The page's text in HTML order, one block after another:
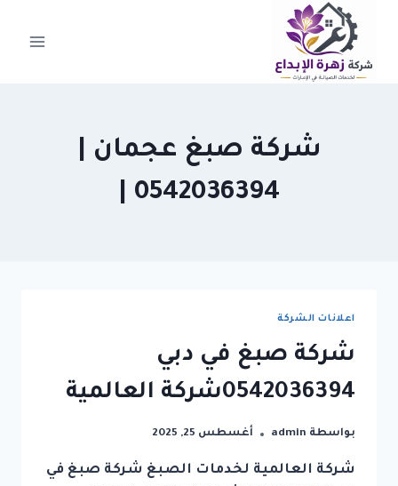
التجاوز
المحتوى
شركة صبغ عجمان |
0542036394 |
اعلانات الشركة
شركة صبغ في دبي
0542036394شركة العالمية
بواسطة admin أغسطس 25, 2025
شركة العالمية لخدمات الصبغ شركة صبغ في